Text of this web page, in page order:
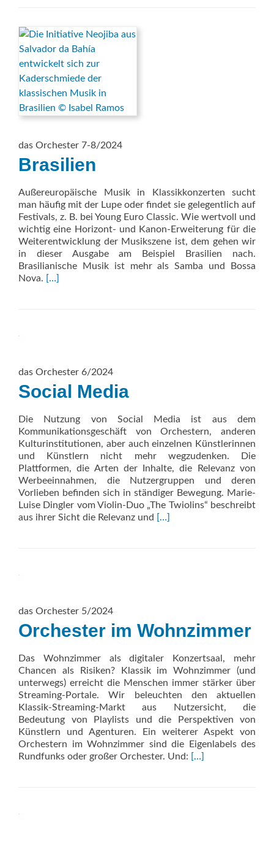
das Orchester 7-8/2024
Brasilien
Außereuropäische Musik in Klassikkonzerten sucht
man häufig mit der Lupe oder findet sie gelegentlich auf
Festivals, z. B. bei Young Euro Classic. Wie wertvoll und
wichtig eine Horizont- und Kanon-Erweiterung für die
Weiterentwicklung der Musikszene ist, dem gehen wir
in dieser Ausgabe am Beispiel Brasilien nach.
Brasilianische Musik ist mehr als Samba und Bossa
Nova. Read
[…]
das Orchester 6/2024
Social Media
Die Nutzung von Social Media ist aus dem
Kommunikationsgeschäft von Orchestern, anderen
Kulturinstitutionen, aber auch einzelnen Künstlerinnen
und Künstlern nicht mehr wegzudenken. Die
Plattformen, die Arten der Inhalte, die Relevanz von
Werbeeinnahmen, die Nutzergruppen und deren
Vorlieben befinden sich in ständiger Bewegung. Marie-
Luise Dingler vom Violin-Duo „The Twiolins“ beschreibt
aus ihrer Sicht die Relevanz und Read
[…]
das Orchester 5/2024
Orchester im Wohnzimmer
Das Wohnzimmer als digitaler Konzertsaal, mehr
Chancen als Risiken? Klassik im Wohnzimmer (und
unterwegs) erreicht die Menschen immer stärker über
Streaming-Portale. Wir beleuchten den aktuellen
Klassik-Streaming-Markt aus Nutzersicht, die
Bedeutung von Playlists und die Perspektiven von
Künstlern und Agenturen. Ein weiterer Aspekt von
Orchestern im Wohnzimmer sind die Eigenlabels des
Rundfunks oder großer Orchester. Und: Read
[…]